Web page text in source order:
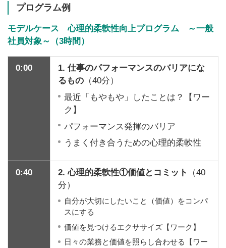
プログラム例
モデルケース心理的柔軟性向上プログラム ～一般
社員対象～（3時間）
0:00 1. 仕事のパフォーマンスのバリアにな
るもの （40分）
最近「もやもや」したことは？【ワー
ク】
パフォーマンス発揮のバリア
うまく付き合うための心理的柔軟性
0:40 2. 心理的柔軟性①価値とコミット
（40
分）
自分が大切にしたいこと（価値）をコンパ
スにする
価値を見つけるエクササイズ【ワーク】
日々の業務と価値を照らし合わせる【ワー